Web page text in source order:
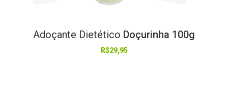
Adoçante Dietético Doçurinha 100g
R$29,95